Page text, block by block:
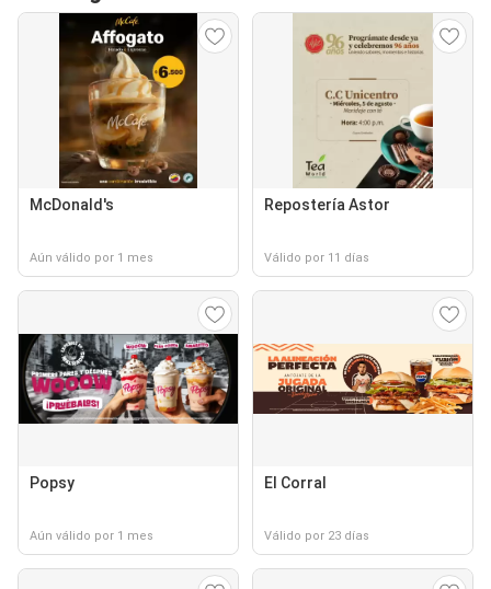
McDonald's
Aún válido por 1 mes
Repostería Astor
Válido por 11 días
Popsy
Aún válido por 1 mes
El Corral
Válido por 23 días